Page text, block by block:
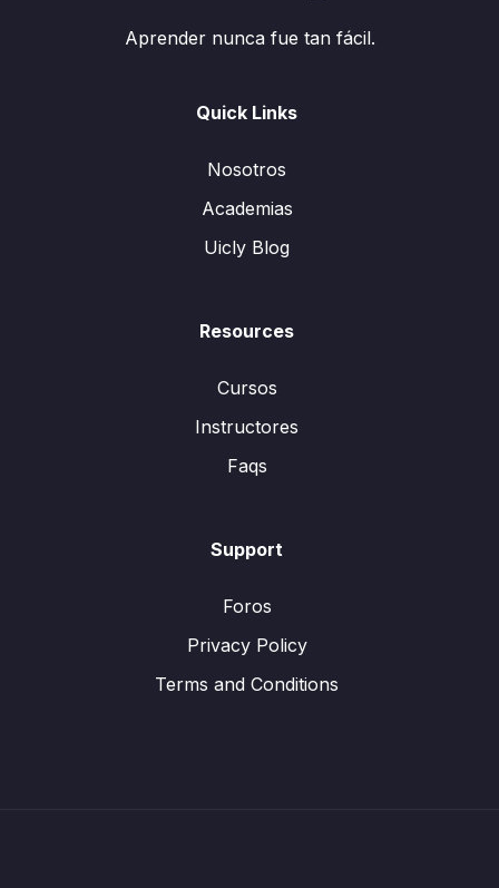
Aprender nunca fue tan fácil.
Quick Links
Nosotros
Academias
Uicly Blog
Resources
Cursos
Instructores
Faqs
Support
Foros
Privacy Policy
Terms and Conditions